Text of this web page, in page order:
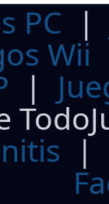
PC
Wii
|
|